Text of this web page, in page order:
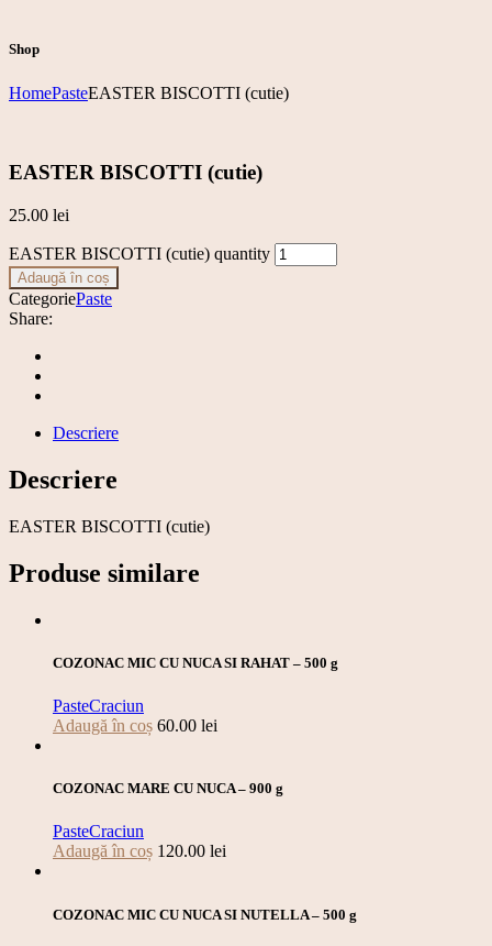
Shop
HomePasteEASTER BISCOTTI (cutie)
EASTER BISCOTTI (cutie)
25.00 lei
EASTER BISCOTTI (cutie) quantity
Adaugă în coș
CategoriePaste
Share:
Descriere
Descriere
EASTER BISCOTTI (cutie)
Produse similare
COZONAC MIC CU NUCA SI RAHAT – 500 g
PasteCraciun
Adaugă în coș 60.00 lei
COZONAC MARE CU NUCA – 900 g
PasteCraciun
Adaugă în coș 120.00 lei
COZONAC MIC CU NUCA SI NUTELLA – 500 g